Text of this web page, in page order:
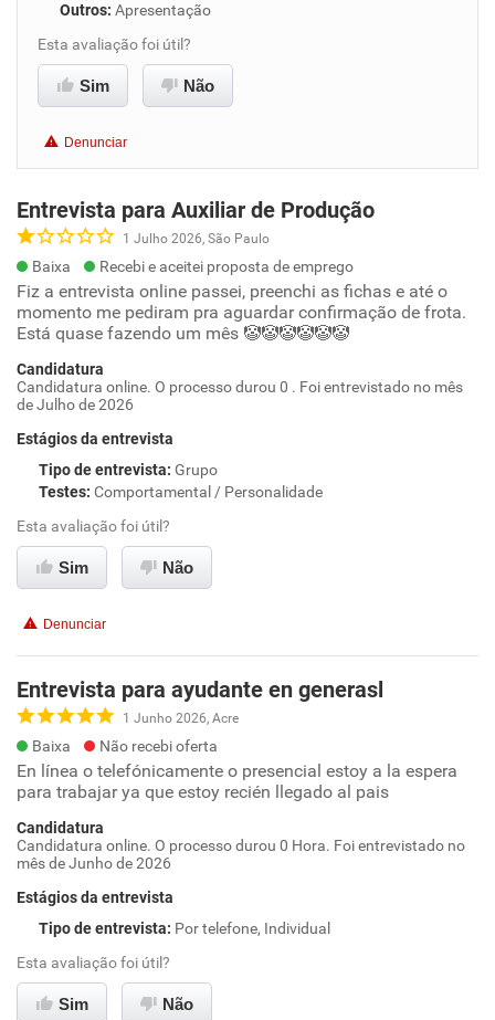
Outros: Apresentação
Esta avaliação foi útil?
Sim Não
Denunciar
Entrevista para Auxiliar de Produção
1 Julho 2026, São Paulo
Baixa Recebi e aceitei proposta de emprego
Fiz a entrevista online passei, preenchi as fichas e até o
momento me pediram pra aguardar confirmação de frota.
Está quase fazendo um mês 🤡🤡🤡🤡🤡🤡
Candidatura
Candidatura online. O processo durou 0 . Foi entrevistado no mês
de Julho de 2026
Estágios da entrevista
Tipo de entrevista: Grupo
Testes: Comportamental / Personalidade
Esta avaliação foi útil?
Sim Não
Denunciar
Entrevista para ayudante en generasl
1 Junho 2026, Acre
Baixa Não recebi oferta
En línea o telefónicamente o presencial estoy a la espera
para trabajar ya que estoy recién llegado al pais
Candidatura
Candidatura online. O processo durou 0 Hora. Foi entrevistado no
mês de Junho de 2026
Estágios da entrevista
Tipo de entrevista: Por telefone, Individual
Esta avaliação foi útil?
Sim Não